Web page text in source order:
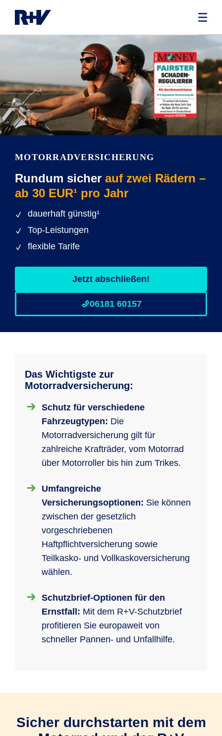
MOTORRADVERSICHERUNG
Rundum sicher auf zwei Rädern –
ab 30 EUR¹ pro Jahr
dauerhaft günstig¹
Top-Leistungen
flexible Tarife
Jetzt abschließen!
06181 60157
Das Wichtigste zur
Motorradversicherung:
Schutz für verschiedene
Fahrzeugtypen: Die
Motorradversicherung gilt für
zahlreiche Krafträder, vom Motorrad
über Motorroller bis hin zum Trikes.
Umfangreiche
Versicherungsoptionen: Sie können
zwischen der gesetzlich
vorgeschriebenen
Haftpflichtversicherung sowie
Teilkasko- und Vollkaskoversicherung
wählen.
Schutzbrief-Optionen für den
Ernstfall: Mit dem R+V-Schutzbrief
profitieren Sie europaweit von
schneller Pannen- und Unfallhilfe.
Sicher durchstarten mit dem